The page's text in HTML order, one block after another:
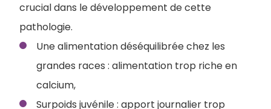
crucial dans le développement de cette
pathologie.
Une alimentation déséquilibrée chez les
grandes races : alimentation trop riche en
calcium,
Surpoids juvénile : apport journalier trop